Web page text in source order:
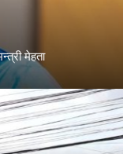
मेहता